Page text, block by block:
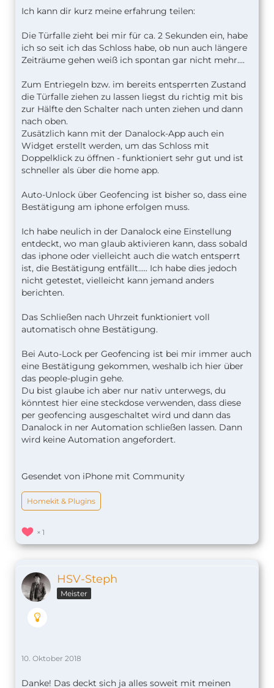
Ich kann dir kurz meine erfahrung teilen:
Die Türfalle zieht bei mir für ca. 2 Sekunden ein, habe
ich so seit ich das Schloss habe, ob nun auch längere
Zeiträume gehen weiß ich spontan gar nicht mehr....
Zum Entriegeln bzw. im bereits entsperrten Zustand
die Türfalle ziehen zu lassen liegst du richtig mit bis
zur Hälfte den Schalter nach unten ziehen und dann
nach oben.
Zusätzlich kann mit der Danalock-App auch ein
Widget erstellt werden, um das Schloss mit
Doppelklick zu öffnen - funktioniert sehr gut und ist
schneller als über die home app.
Auto-Unlock über Geofencing ist bisher so, dass eine
Bestätigung am iphone erfolgen muss.
Ich habe neulich in der Danalock eine Einstellung
entdeckt, wo man glaub aktivieren kann, dass sobald
das iphone oder vielleicht auch die watch entsperrt
ist, die Bestätigung entfällt..... Ich habe dies jedoch
nicht getestet, vielleicht kann jemand anders
berichten.
Das Schließen nach Uhrzeit funktioniert voll
automatisch ohne Bestätigung.
Bei Auto-Lock per Geofencing ist bei mir immer auch
eine Bestätigung gekommen, weshalb ich hier über
das people-plugin gehe.
Du bist glaube ich aber nur nativ unterwegs, du
könntest hier eine steckdose verwenden, dass diese
per geofencing ausgeschaltet wird und dann das
Danalock in ner Automation schließen lassen. Dann
wird keine Automation angefordert.
Gesendet von iPhone mit Community
Homekit & Plugins
1
HSV-Steph
Meister
10. Oktober 2018
Danke! Das deckt sich ja alles soweit mit meinen